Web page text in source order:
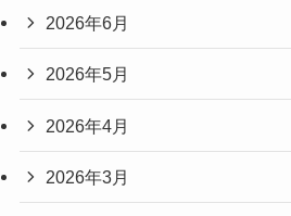
2026年6月
2026年5月
2026年4月
2026年3月